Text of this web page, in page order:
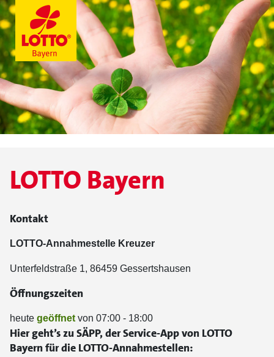
LOTTO Bayern
Kontakt
LOTTO-Annahmestelle Kreuzer
Unterfeldstraße 1, 86459 Gessertshausen
Öffnungszeiten
heute geöffnet von 07:00 - 18:00
Hier geht’s zu SÄPP, der Service-App von LOTTO
Bayern für die LOTTO-Annahmestellen: